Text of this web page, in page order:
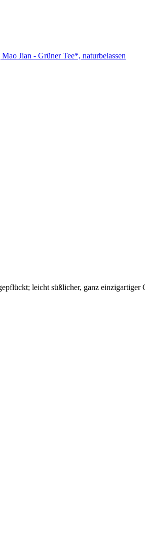
leicht süßlicher, ganz einzigartiger